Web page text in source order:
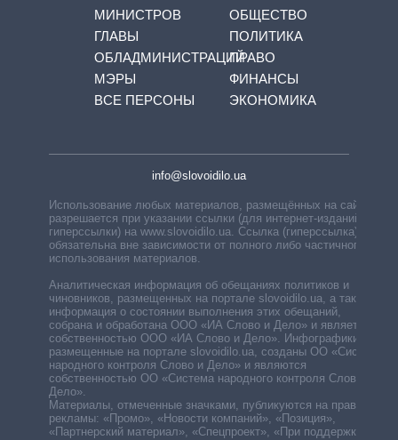
МИНИСТРОВ
ГЛАВЫ
ОБЛАДМИНИСТРАЦИЙ
МЭРЫ
ВСЕ ПЕРСОНЫ
ОБЩЕСТВО
ПОЛИТИКА
ПРАВО
ФИНАНСЫ
ЭКОНОМИКА
info@slovoidilo.ua
Использование любых материалов, размещённых на сайте,
разрешается при указании ссылки (для интернет-изданий —
гиперссылки) на www.slovoidilo.ua. Ссылка (гиперссылка)
обязательна вне зависимости от полного либо частичного
использования материалов.
Аналитическая информация об обещаниях политиков и
чиновников, размещенных на портале slovoidilo.ua, а также
информация о состоянии выполнения этих обещаний,
собрана и обработана ООО «ИА Слово и Дело» и является
собственностью ООО «ИА Слово и Дело». Инфографики,
размещенные на портале slovoidilo.ua, созданы ОО «Система
народного контроля Слово и Дело» и являются
собственностью ОО «Система народного контроля Слово и
Дело».
Материалы, отмеченные значками, публикуются на правах
рекламы: «Промо», «Новости компаний», «Позиция»,
«Партнерский материал», «Спецпроект», «При поддержке».